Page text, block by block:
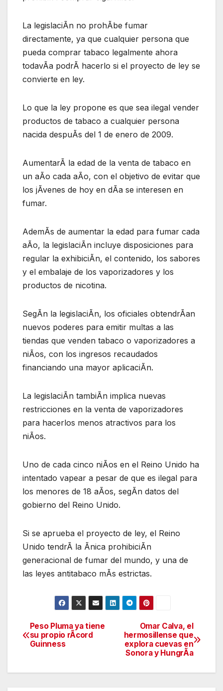
La legislaciÃn no prohÃbe fumar
directamente, ya que cualquier persona que
pueda comprar tabaco legalmente ahora
todavÃa podrÃ hacerlo si el proyecto de ley se
convierte en ley.
Lo que la ley propone es que sea ilegal vender
productos de tabaco a cualquier persona
nacida despuÃs del 1 de enero de 2009.
AumentarÃ la edad de la venta de tabaco en
un aÃo cada aÃo, con el objetivo de evitar que
los jÃvenes de hoy en dÃa se interesen en
fumar.
AdemÃs de aumentar la edad para fumar cada
aÃo, la legislaciÃn incluye disposiciones para
regular la exhibiciÃn, el contenido, los sabores
y el embalaje de los vaporizadores y los
productos de nicotina.
SegÃn la legislaciÃn, los oficiales obtendrÃan
nuevos poderes para emitir multas a las
tiendas que venden tabaco o vaporizadores a
niÃos, con los ingresos recaudados
financiando una mayor aplicaciÃn.
La legislaciÃn tambiÃn implica nuevas
restricciones en la venta de vaporizadores
para hacerlos menos atractivos para los
niÃos.
Uno de cada cinco niÃos en el Reino Unido ha
intentado vapear a pesar de que es ilegal para
los menores de 18 aÃos, segÃn datos del
gobierno del Reino Unido.
Si se aprueba el proyecto de ley, el Reino
Unido tendrÃ la Ãnica prohibiciÃn
generacional de fumar del mundo, y una de
las leyes antitabaco mÃs estrictas.
Navegación
de
entradas
Omar Calva, el
hermosillense que
explora cuevas en
Sonora y HungrÃa
Peso Pluma ya tiene
su propio rÃcord
Guinness